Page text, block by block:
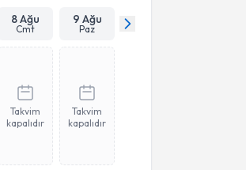
8 Ağu
Cmt
9 Ağu
Paz
Takvim
kapalıdır
Takvim
kapalıdır